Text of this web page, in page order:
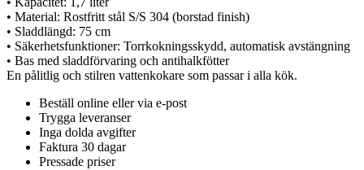
• Material: Rostfritt stål S/S 304 (borstad finish)
• Sladdlängd: 75 cm
• Säkerhetsfunktioner: Torrkokningsskydd, automatisk avstängning
• Bas med sladdförvaring och antihalkfötter
En pålitlig och stilren vattenkokare som passar i alla kök.
Beställ online eller via e-post
Trygga leveranser
Inga dolda avgifter
Faktura 30 dagar
Pressade priser